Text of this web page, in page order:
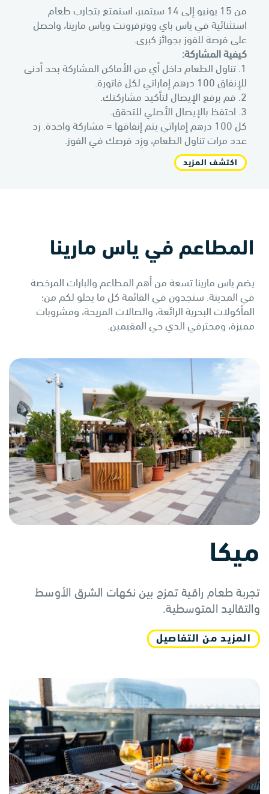
من 15 يونيو إلى 14 سبتمبر، استمتع بتجارب طعام
استثنائية في ياس باي ووترفرونت وياس مارينا، واحصل
على فرصة للفوز بجوائز كبرى.
كيفية المشاركة:
1. تناول الطعام داخل أي من الأماكن المشاركة بحد أدنى
للإنفاق 100 درهم إماراتي لكل فاتورة.
2. قم برفع الإيصال لتأكيد مشاركتك.
3. احتفظ بالإيصال الأصلي للتحقق.
كل 100 درهم إماراتي يتم إنفاقها = مشاركة واحدة. زد
عدد مرات تناول الطعام، وزِد فرصك في الفوز.
اكتشف المزيد
المطاعم في ياس مارينا
يضم ياس مارينا تسعة من أهم المطاعم والبارات المرخصة
في المدينة. ستجدون في القائمة كل ما يحلو لكم من؛
المأكولات البحرية الرائعة، والصالات المريحة، ومشروبات
مميزة، ومحترفي الدي جي المقيمين.
ميكا
تجربة طعام راقية تمزج بين نكهات الشرق الأوسط
والتقاليد المتوسطية.
المزيد من التفاصيل